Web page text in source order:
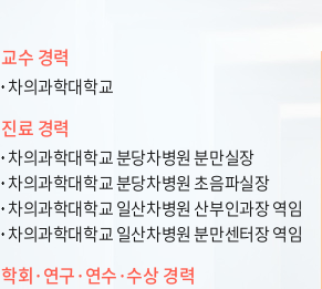
교수 경력
차의과학대학교
진료 경력
차의과학대학교 분당차병원 분만실장
차의과학대학교 분당차병원 초음파실장
차의과학대학교 일산차병원 산부인과장 역임
차의과학대학교 일산차병원 분만센터장 역임
학회·연구·연수·수상 경력